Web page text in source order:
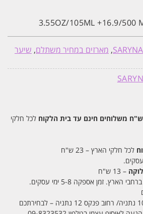
3.55OZ/105ML +16.9/500
, מארזים במחיר משתלם, שיער
משלוחים חינם עד בית הלקוח לכל חלקי
לכל חלקי הארץ – 23 ש"ח
– 13 ש"ח